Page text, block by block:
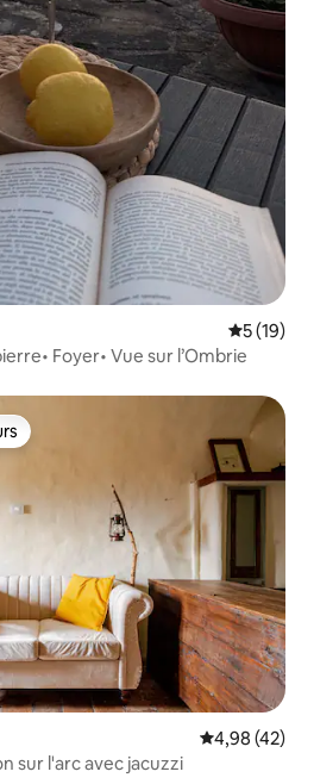
Note
5 (19)
Foyer• Vue sur l’Ombrie
Note
4,98 (42)
sur l'arc avec jacuzzi